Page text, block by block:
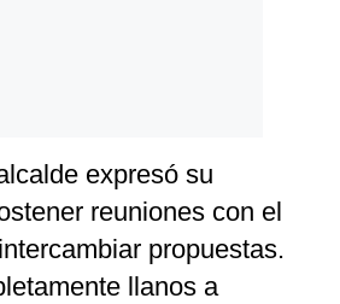
expresó su
reuniones con el
propuestas.
llanos a